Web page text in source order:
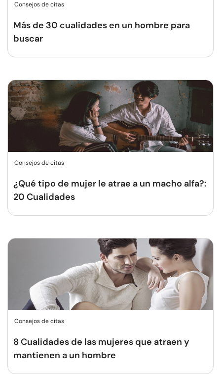
Consejos de citas
Más de 30 cualidades en un hombre para
buscar
Consejos de citas
¿Qué tipo de mujer le atrae a un macho alfa?:
20 Cualidades
Consejos de citas
8 Cualidades de las mujeres que atraen y
mantienen a un hombre